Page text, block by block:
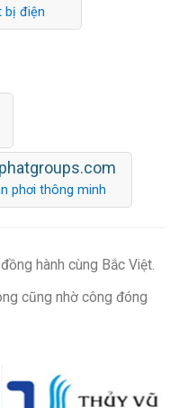
bị điện
phơi thông minh
hành cùng Bắc Việt.
cũng nhờ công đóng